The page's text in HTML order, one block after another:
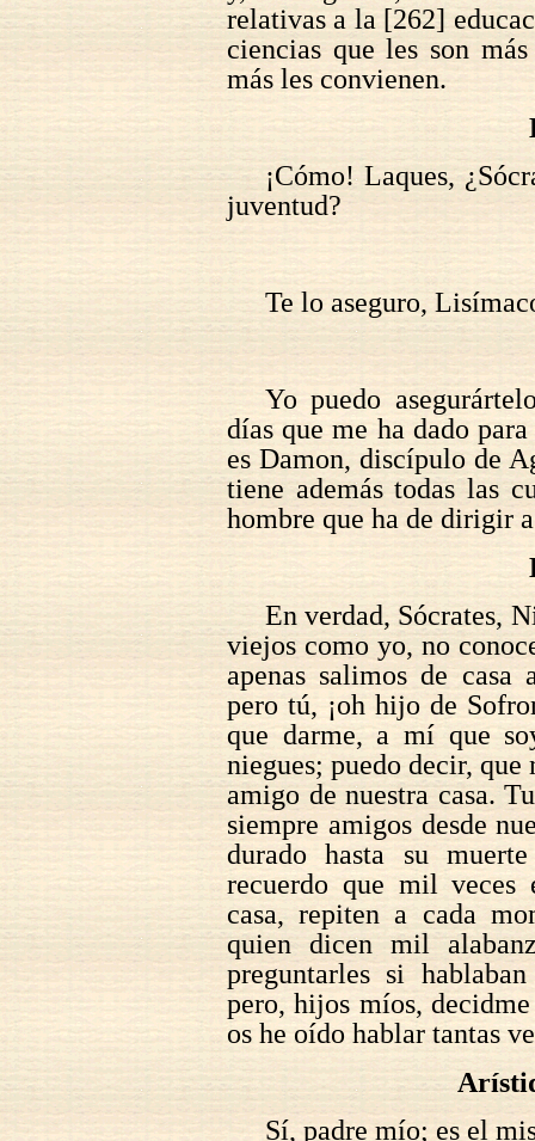
relativas a la [262]
ciencias que les son
más les convienen.
¡Cómo! Laques,
juventud?
Te lo aseguro,
Yo puedo
días que me ha dado
es Damon, discípulo de
tiene además todas las
hombre que ha de dirigir
En verdad, Sócrates,
viejos como yo, no
apenas salimos de casa
pero tú, ¡oh hijo de
que darme, a mí que
niegues; puedo decir,
amigo de nuestra casa.
siempre amigos desde
durado hasta su
recuerdo que mil veces
casa, repiten a cada
quien dicen mil
preguntarles si
pero, hijos míos,
os he oído hablar tantas
Sí, padre mío; es el